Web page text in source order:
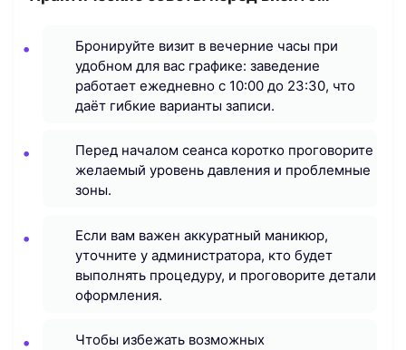
Бронируйте визит в вечерние часы при
удобном для вас графике: заведение
работает ежедневно с 10:00 до 23:30, что
даёт гибкие варианты записи.
Перед началом сеанса коротко проговорите
желаемый уровень давления и проблемные
зоны.
Если вам важен аккуратный маникюр,
уточните у администратора, кто будет
выполнять процедуру, и проговорите детали
оформления.
Чтобы избежать возможных